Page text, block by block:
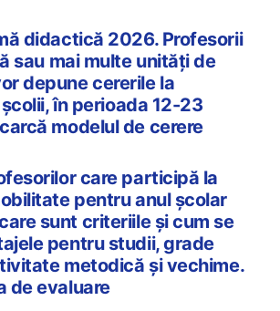
didactică 2026. Profesorii
sau mai multe unități de
depune cererile la
în perioada 12-23
modelul de cerere
care participă la
pentru anul școlar
sunt criteriile și cum se
pentru studii, grade
metodică și vechime.
de evaluare